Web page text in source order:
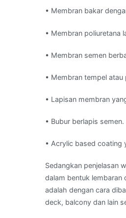
• Membran bakar
• Membran poliuretana
• Membran semen
• Membran tempel atau
• Lapisan membran
• Bubur berlapis semen.
• Acrylic based coating
Sedangkan penjelasan
dalam bentuk lembaran
adalah dengan cara
deck, balcony dan lain